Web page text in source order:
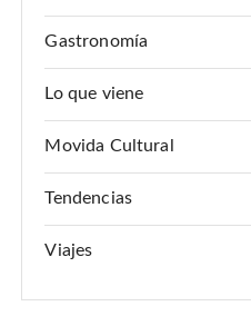
Gastronomía
Lo que viene
Movida Cultural
Tendencias
Viajes